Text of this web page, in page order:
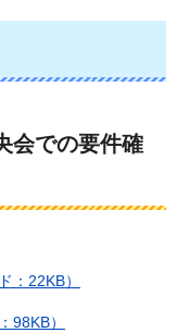
会での要件確
：22KB）
98KB）